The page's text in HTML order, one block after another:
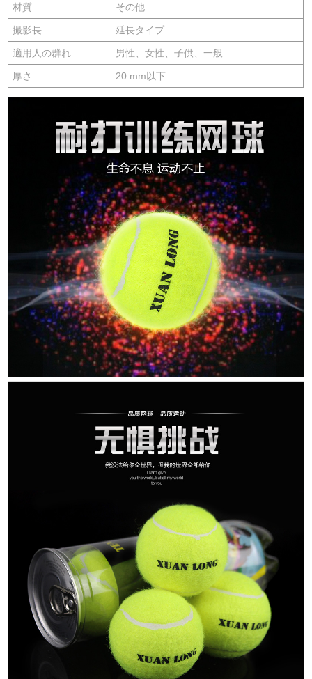
材質 その他
撮影長 延長タイプ
適用人の群れ 男性、女性、子供、一般
厚さ 20 mm以下